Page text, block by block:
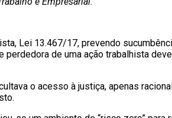
Lei 13.467/17, prevendo
de uma ação trabalhista
o acesso à justiça, apenas